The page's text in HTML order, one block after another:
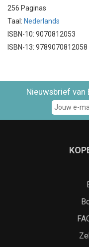
256 Paginas
Taal: Nederlands
ISBN-10: 9070812053
ISBN-13: 9789070812058
Nieuwsbrief van